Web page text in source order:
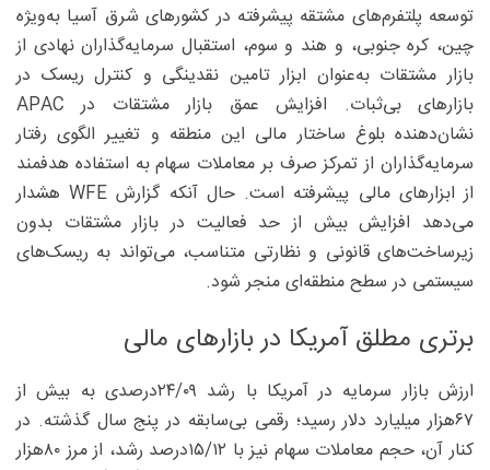
توسعه پلتفرم‌های مشتقه پیشرفته در کشورهای شرق آسیا به‌ویژه
چین، کره جنوبی، و هند و سوم، استقبال سرمایه‌گذاران نهادی از
بازار مشتقات به‌عنوان ابزار تامین نقدینگی و کنترل ریسک در
بازارهای بی‌ثبات. افزایش عمق بازار مشتقات در APAC
نشان‌دهنده بلوغ ساختار مالی این منطقه و تغییر الگوی رفتار
سرمایه‌گذاران از تمرکز صرف بر معاملات سهام به استفاده هدفمند
از ابزارهای مالی پیشرفته است. حال آنکه گزارش WFE هشدار
می‌دهد افزایش بیش از حد فعالیت در بازار مشتقات بدون
زیرساخت‌های قانونی و نظارتی متناسب، می‌تواند به ریسک‌های
سیستمی در سطح منطقه‌ای منجر شود.
برتری مطلق آمریکا در بازارهای مالی
ارزش بازار سرمایه در آمریکا با رشد ۰۹/‏‏۲۴‌درصدی به بیش از
۶۷‌هزار میلیارد دلار رسید؛ رقمی بی‌سابقه در پنج سال گذشته. در
کنار آن، حجم معاملات سهام نیز با ۱۲/‏‏۱۵‌درصد رشد، از مرز ۸۰هزار